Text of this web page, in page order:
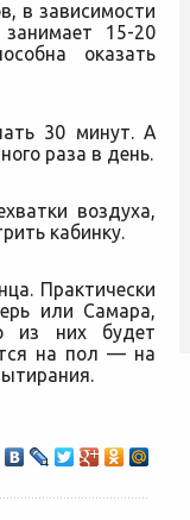
в зависимости
15-20
оказать
30 минут. А
раза в день.
воздуха,
кабинку.
Практически
или Самара,
из них будет
на пол — на